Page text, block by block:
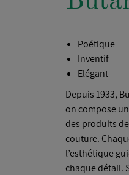
Poétique
Inventif
Elégant
Depuis 1933,
on compose
des produits
couture.
l’esthétique
chaque détail.